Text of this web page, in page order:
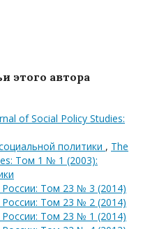
этого автора
of Social Policy Studies:
политики , The
Том 1 № 1 (2003):
Том 23 № 3 (2014)
Том 23 № 2 (2014)
Том 23 № 1 (2014)